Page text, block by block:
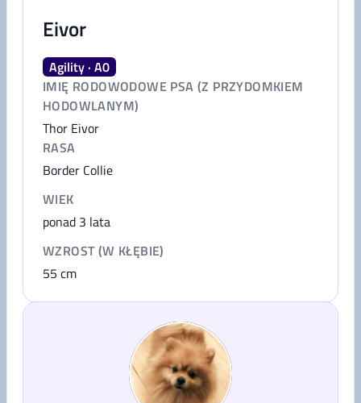
Eivor
Agility · A0
IMIĘ RODOWODOWE PSA (Z PRZYDOMKIEM
HODOWLANYM)
Thor Eivor
RASA
Border Collie
WIEK
ponad 3 lata
WZROST (W KŁĘBIE)
55 cm